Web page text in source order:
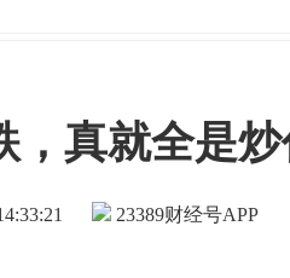
，真就全是炒
财经号APP
23389